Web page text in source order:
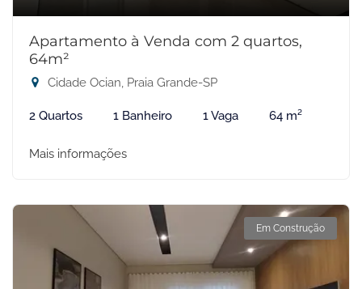
Apartamento à Venda com 2 quartos,
64m²
Cidade Ocian, Praia Grande-SP
2 Quartos 1 Banheiro 1 Vaga 64 m²
Mais informações
Em Construção